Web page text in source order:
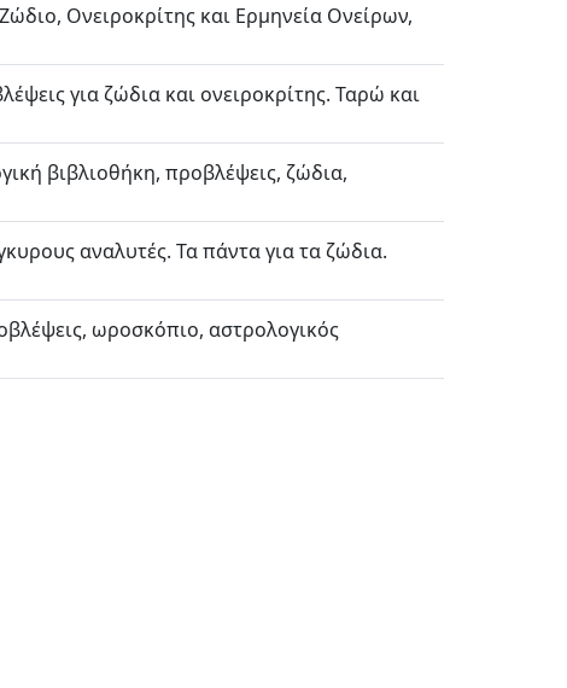
Ονειροκρίτης και Ερμηνεία Ονείρων,
για ζώδια και ονειροκρίτης. Ταρώ και
βιβλιοθήκη, προβλέψεις, ζώδια,
αναλυτές. Τα πάντα για τα ζώδια.
ωροσκόπιο, αστρολογικός